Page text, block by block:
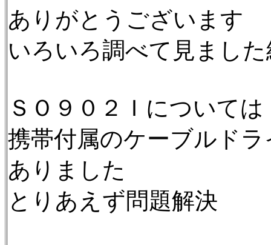
ありがとうございます
いろいろ調べて見まし
ＳＯ９０２Ｉについて
携帯付属のケーブルド
ありました
とりあえず問題解決